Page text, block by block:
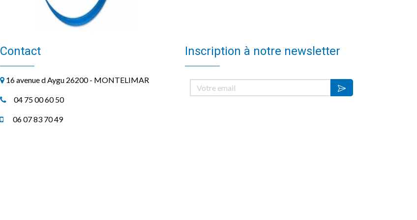
Contact
16 avenue d Aygu 26200 - MONTELIMAR
04 75 00 60 50
06 07 83 70 49
Inscription à notre newsletter
Votre email